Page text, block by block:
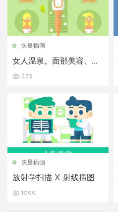
矢量插画
女人温泉。面部美容、化
573
矢量插画
放射学扫描 X 射线插图
1099